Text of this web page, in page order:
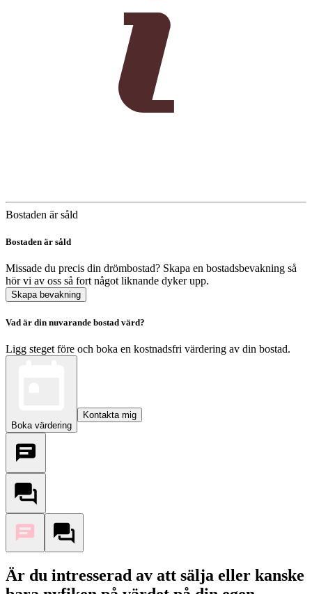
Bostaden är såld
Bostaden är såld
Missade du precis din drömbostad? Skapa en bostadsbevakning så
hör vi av oss så fort något liknande dyker upp.
Skapa bevakning
Vad är din nuvarande bostad värd?
Ligg steget före och boka en kostnadsfri värdering av din bostad.
Boka värdering
Kontakta mig
Är du intresserad av att sälja eller kanske